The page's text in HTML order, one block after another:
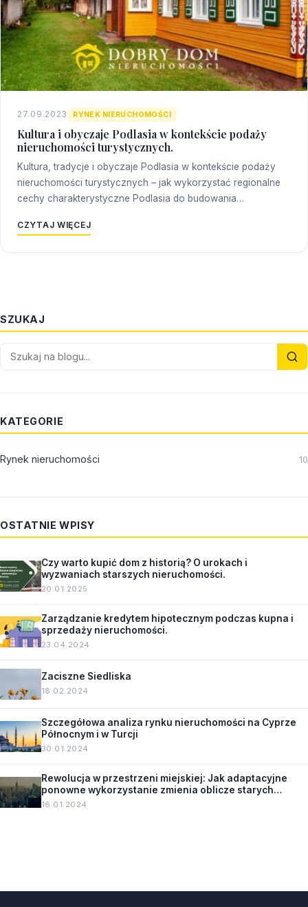
27.09.2023 RYNEK NIERUCHOMOŚCI
Kultura i obyczaje Podlasia w kontekście podaży
nieruchomości turystycznych.
Kultura, tradycje i obyczaje Podlasia w kontekście podaży
nieruchomości turystycznych – jak wykorzystać regionalne
cechy charakterystyczne Podlasia do budowania…
CZYTAJ WIĘCEJ
SZUKAJ
KATEGORIE
Rynek nieruchomości 10
OSTATNIE WPISY
Czy warto kupić dom z historią? O urokach i
wyzwaniach starszych nieruchomości.
20.01.2025
Zarządzanie kredytem hipotecznym podczas kupna i
sprzedaży nieruchomości.
23.04.2024
Zaciszne Siedliska
18.02.2024
Szczegółowa analiza rynku nieruchomości na Cyprze
Północnym i w Turcji
30.01.2024
Rewolucja w przestrzeni miejskiej: Jak adaptacyjne
ponowne wykorzystanie zmienia oblicze starych
budynków.
16.01.2024